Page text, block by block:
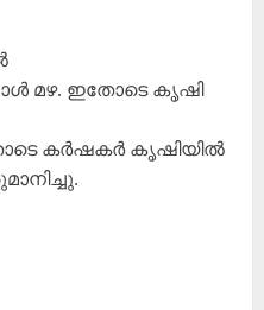
മഴ. ഇതോടെ കൃഷി
കർഷകർ കൃഷിയിൽ